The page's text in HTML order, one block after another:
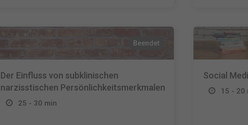
Beendet
Der Einfluss von subklinischen
narzisstischen Persönlichkeitsmerkmalen
25 - 30 min
Social
15 - 20